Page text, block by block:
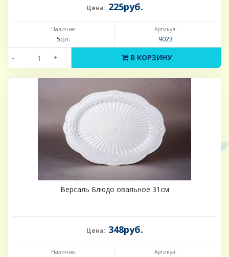
Цена: 225руб.
Наличие:
5шт.
Артикул:
9023
- + В КОРЗИНУ
Версаль Блюдо овальное 31см
Цена: 348руб.
Наличие: Артикул: